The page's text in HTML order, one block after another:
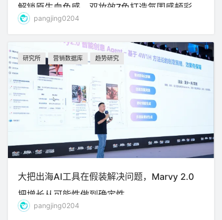
解锁原生血色感，双妆效7色打造氛围感颊彩
pangjing0204
研究所 营销数据库 趋势研究
大把出海AI工具在假装解决问题，Marvy 2.0
把增长从可能性做到确定性
pangjing0204